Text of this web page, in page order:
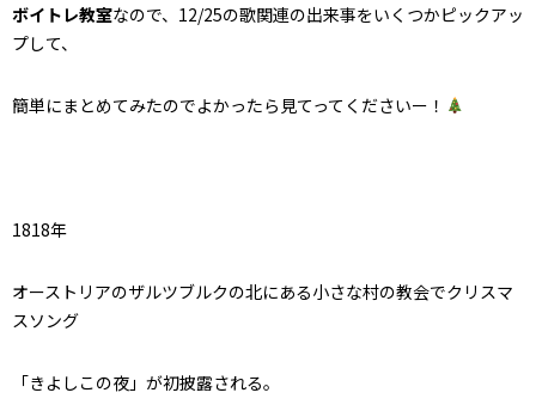
ボイトレ教室なので、12/25の歌関連の出来事をいくつかピックアッ
プして、
簡単にまとめてみたのでよかったら見てってくださいー！
1818年
オーストリアのザルツブルクの北にある小さな村の教会でクリスマ
スソング
「きよしこの夜」 が初披露される。